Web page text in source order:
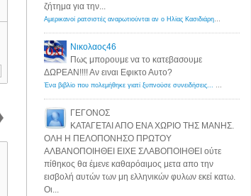
ζήτημα για την...
Αμερικανοί ρατσιστές αναρωτιούνται αν ο Ηλίας Κασιδιάρης ανήκει στη λευκή φυλή... - Λόγιος Ερμής
Νικολαος46
Πως μπορουμε να το κατεβασουμε
ΔΩΡΕΑΝ!!!! Αν ειναι Εφικτο Αυτο?
Ένα βιβλίο που πολεμήθηκε γιατί ξυπνούσε συνειδήσεις... - Λόγιος Ερμής | Η γνώση ξεκινάει με την αναζήτηση...
ΓΕΓΟΝΟΣ
ΚΑΤΑΓΕΤΑΙ ΑΠΟ ΕΝΑ ΧΩΡΙΟ ΤΗΣ ΜΑΝΗΣ.
ΟΛΗ Η ΠΕΛΟΠΟΝΗΣΟ ΠΡΩΤΟΥ
ΑΛΒΑΝΟΠΟΙΗΘΕΙ ΕΙΧΕ ΣΛΑΒΟΠΟΙΗΘΕΙ ούτε
πίθηκος θα έμενε καθαρόαιμος μετα απο την
εισβολή αυτών των μη ελληνικών φυλων εκεί κατω.
Οι...